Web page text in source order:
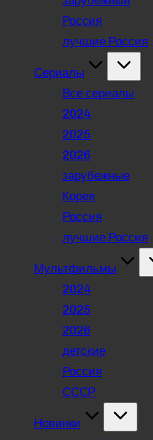
Россия
лучшие Россия
Сериалы
Все сериалы
2024
2025
2026
зарубежные
Корея
Россия
лучшие Россия
Мультфильмы
2024
2025
2026
детские
Россия
СССР
Новинки